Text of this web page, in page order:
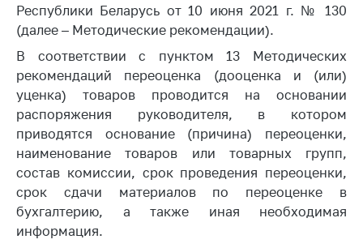
Деятельность
Антимонопольное
регулирование и
конкуренция
Торговля и услуги
Регулирование и
контроль закупок
Защита прав
потребителей
Республики Беларусь от 10 июня 2021 г. № 130
(далее – Методические рекомендации).
В соответствии с пунктом 13 Методических
рекомендаций переоценка (дооценка и (или)
уценка) товаров проводится на основании
распоряжения руководителя, в котором
приводятся основание (причина) переоценки,
наименование товаров или товарных групп,
состав комиссии, срок проведения переоценки,
срок сдачи материалов по переоценке в
бухгалтерию, а также иная необходимая
информация.